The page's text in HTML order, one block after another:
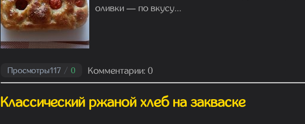
оливки — по вкусу...
Просмотры117 / 0 Комментарии: 0
Классический ржаной хлеб на закваске